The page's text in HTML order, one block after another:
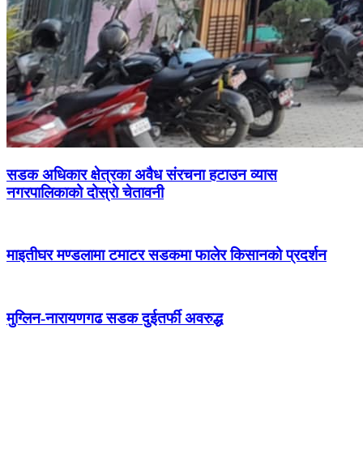
सडक अधिकार क्षेत्रका अवैध संरचना हटाउन व्यास
नगरपालिकाको दोस्रो चेतावनी
माइतीघर मण्डलामा टमाटर सडकमा फालेर किसानको प्रदर्शन
मुग्लिन-नारायणगढ सडक दुईतर्फी अवरुद्ध